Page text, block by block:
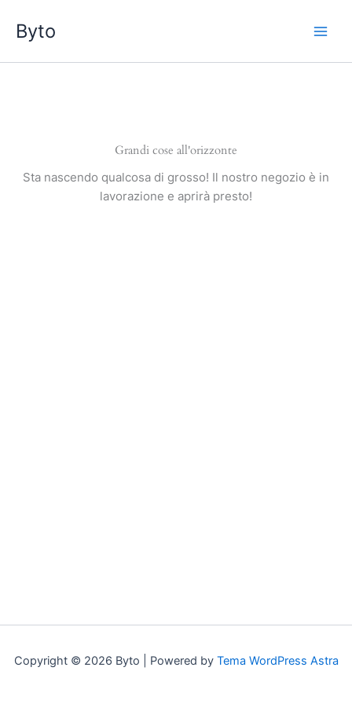
contenuto
Byto
Grandi cose all'orizzonte
Sta nascendo qualcosa di grosso! Il nostro negozio è in
lavorazione e aprirà presto!
Copyright © 2026 Byto | Powered by Tema WordPress Astra